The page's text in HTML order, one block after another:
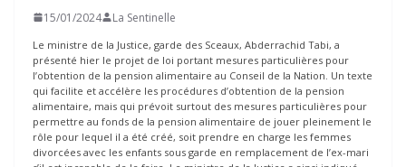
15/01/2024 La Sentinelle
Le ministre de la Justice, garde des Sceaux, Abderrachid Tabi, a
présenté hier le projet de loi portant mesures particulières pour
l’obtention de la pension alimentaire au Conseil de la Nation. Un texte
qui facilite et accélère les procédures d’obtention de la pension
alimentaire, mais qui prévoit surtout des mesures particulières pour
permettre au fonds de la pension alimentaire de jouer pleinement le
rôle pour lequel il a été créé, soit prendre en charge les femmes
divorcées avec les enfants sous garde en remplacement de l’ex-mari